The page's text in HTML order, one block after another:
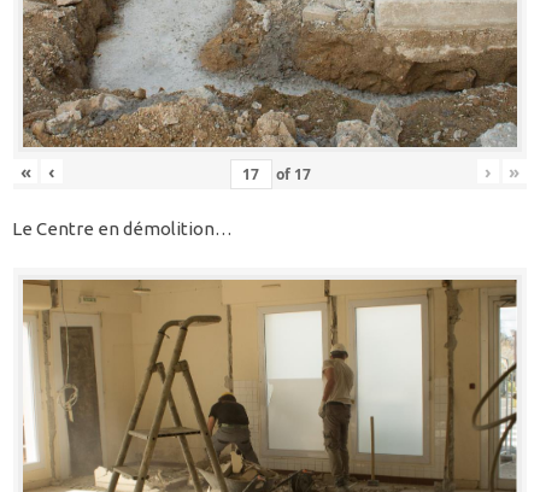
« ‹ of 17 › »
Le Centre en démolition…